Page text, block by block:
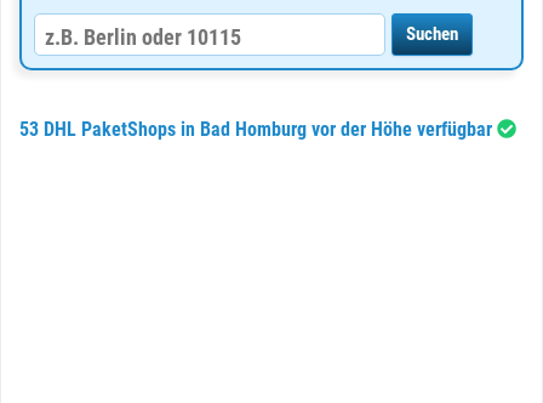
53 DHL PaketShops in Bad Homburg vor der Höhe verfügbar